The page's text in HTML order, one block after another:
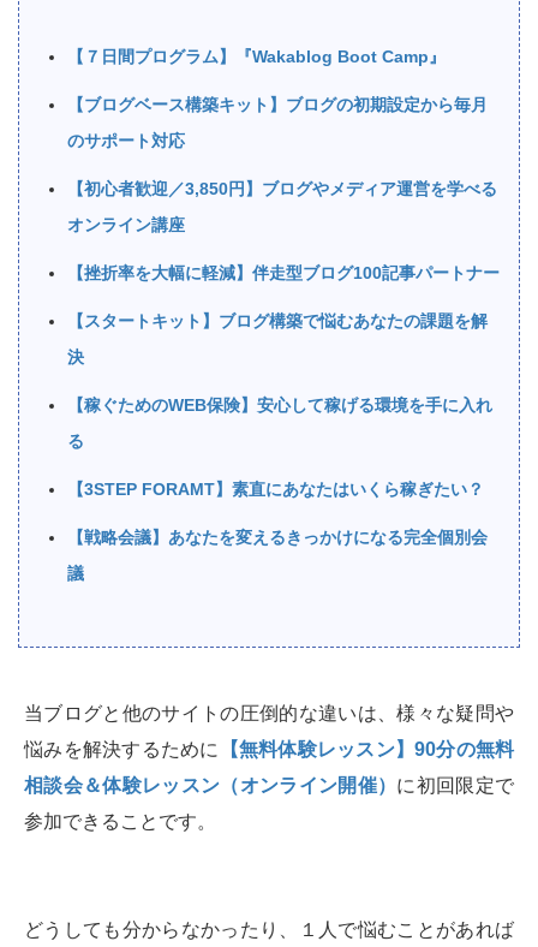
【７日間プログラム】『Wakablog Boot Camp』
【ブログベース構築キット】ブログの初期設定から毎月
のサポート対応
【初心者歓迎／3,850円】ブログやメディア運営を学べる
オンライン講座
【挫折率を大幅に軽減】伴走型ブログ100記事パートナー
【スタートキット】ブログ構築で悩むあなたの課題を解
決
【稼ぐためのWEB保険】安心して稼げる環境を手に入れ
る
【3STEP FORAMT】素直にあなたはいくら稼ぎたい？
【戦略会議】あなたを変えるきっかけになる完全個別会
議
当ブログと他のサイトの圧倒的な違いは、様々な疑問や
悩みを解決するために
【無料体験レッスン】90分の無料
相談会＆体験レッスン（オンライン開催） に初回限定で
参加できることです。
どうしても分からなかったり、１人で悩むことがあれば